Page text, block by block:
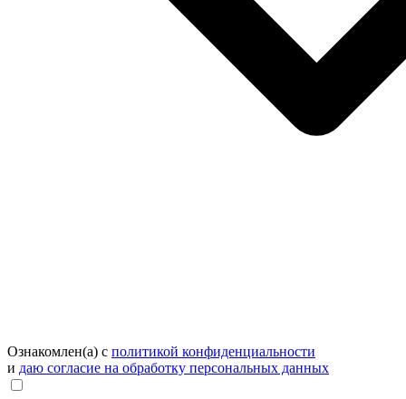
Ознакомлен(а) с политикой конфиденциальности
и даю согласие на обработку персональных данных